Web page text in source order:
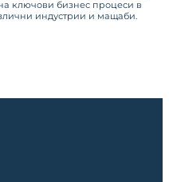
ключови бизнес процеси в
индустрии и мащаби.